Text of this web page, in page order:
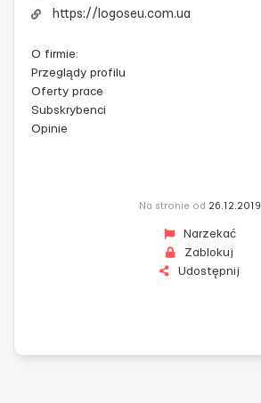
https://logoseu.com.ua
O firmie:
Przeglądy profilu
Oferty prace
Subskrybenci
Opinie
Na stronie od 26.12.2019
Narzekać
Zablokuj
Udostępnij